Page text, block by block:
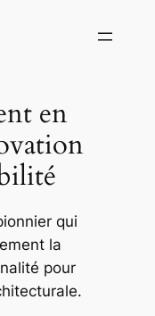
en
qui
la
pour